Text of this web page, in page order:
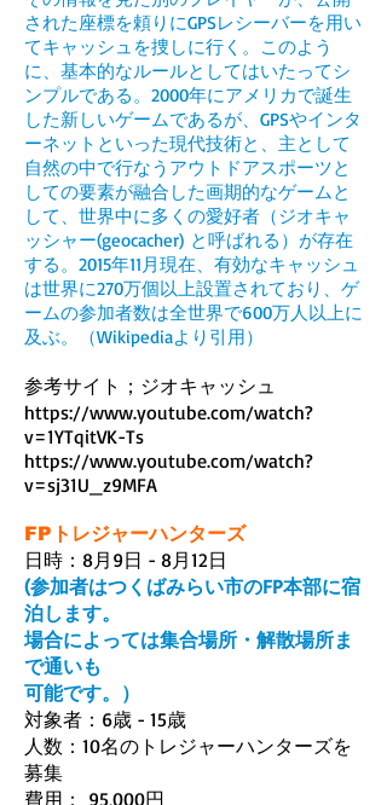
された座標を頼りにGPSレシーバーを用い
てキャッシュを捜しに行く。このよう
に、基本的なルールとしてはいたってシ
ンプルである。2000年にアメリカで誕生
した新しいゲームであるが、GPSやインタ
ーネットといった現代技術と、主として
自然の中で行なうアウトドアスポーツと
しての要素が融合した画期的なゲームと
して、世界中に多くの愛好者（ジオキャ
ッシャー(geocacher) と呼ばれる）が存在
する。2015年11月現在、有効なキャッシュ
は世界に270万個以上設置されており、ゲ
ームの参加者数は全世界で600万人以上に
及ぶ。（Wikipediaより引用）
参考サイト；ジオキャッシュ
https://www.youtube.com/watch?
v=1YTqitVK-Ts
https://www.youtube.com/watch?
v=sj31U_z9MFA
FPトレジャーハンターズ
日時：8月9日 - 8月12日
(参加者はつくばみらい市のFP本部に宿
泊します。
場合によっては集合場所・解散場所ま
で通いも
可能です。）
対象者：6歳 - 15歳
人数：10名のトレジャーハンターズを
募集
費用： 95,000円